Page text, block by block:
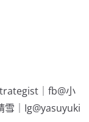
｜fb@小
｜Ig@yasuyuki